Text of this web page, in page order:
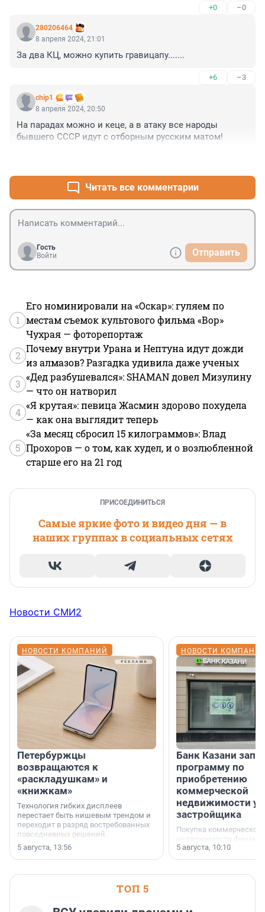
+0 –0
280206464
8 апреля 2024, 21:01
За два КЦ, можно купить гравицапу.......
+6 –3
chip1
8 апреля 2024, 20:50
На парадах можно и кеце, а в атаку все народы
бывшего СССР идут с отборным русским матом!
Читать все комментарии
Гость
Войти
Отправить
1
Его номинировали на «Оскар»: гуляем по
местам съемок культового фильма «Вор»
Чухрая — фоторепортаж
2
Почему внутри Урана и Нептуна идут дожди
из алмазов? Разгадка удивила даже ученых
3
«Дед разбушевался»: SHAMAN довел Мизулину
— что он натворил
4
«Я крутая»: певица Жасмин здорово похудела
— как она выглядит теперь
5
«За месяц сбросил 15 килограммов»: Влад
Прохоров — о том, как худел, и о возлюбленной
старше его на 21 год
ПРИСОЕДИНИТЬСЯ
Самые яркие фото и видео дня — в
наших группах в социальных сетях
Новости СМИ2
НОВОСТИ КОМПАНИЙ
Петербуржцы
возвращаются к
«раскладушкам» и
«книжкам»
Технология гибких дисплеев
перестает быть нишевым трендом и
переходит в разряд востребованных
повседневных решений.
5 августа, 13:56
НОВОСТИ
Банк Казани
программу по
приобретению
коммерческой
недвижимости у
застройщика
Покупка коммерческой
недвижимости
инструмент,
предпринимателей.
или готовый арендный
5 августа, 10:10
ТОП 5